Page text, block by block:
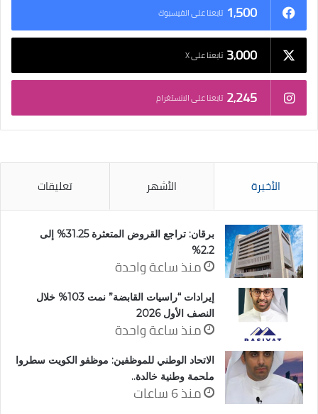
1٬500 تابعنا على الفيسبوك
3٬000 تابعنا على X
2٬245 تابعنا على الانستغرام
الأخيرة الأشهر تعليقات
برقان: تراجع القروض المتعثرة 31.25% إلى
2.2%
منذ ساعة واحدة
إيرادات “راسيات القابضة” نمت 103% خلال
النصف الأول 2026
منذ ساعة واحدة
الاتحاد الوطني للموظفين: موظفو الكويت سطروا
ملحمة وطنية خالدة..
منذ 6 ساعات